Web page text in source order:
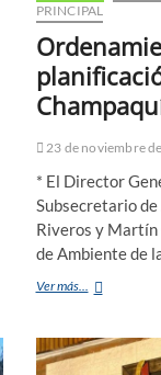
PRINCIPAL
23 de noviembre
* El Director
Subsecretario
Riveros y
de Ambiente de
Ver más...